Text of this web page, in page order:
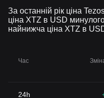
За останній рік ціна
ціна XTZ в USD
найнижча ціна XTZ в
Час
24h